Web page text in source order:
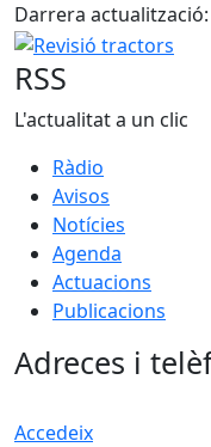
Darrera
Revisió tractors
RSS
L'actualitat a un clic
Ràdio
Avisos
Notícies
Agenda
Actuacions
Publicacions
Adreces i
Accedeix